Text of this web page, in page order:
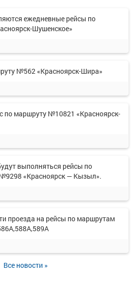
ежедневные рейсы по
Шушенское»
№562 «Красноярск-Шира»
по маршруту №10821 «Красноярск-
выполняться рейсы по
«Красноярск — Кызыл».
проезда на рейсы по маршрутам
Все новости »